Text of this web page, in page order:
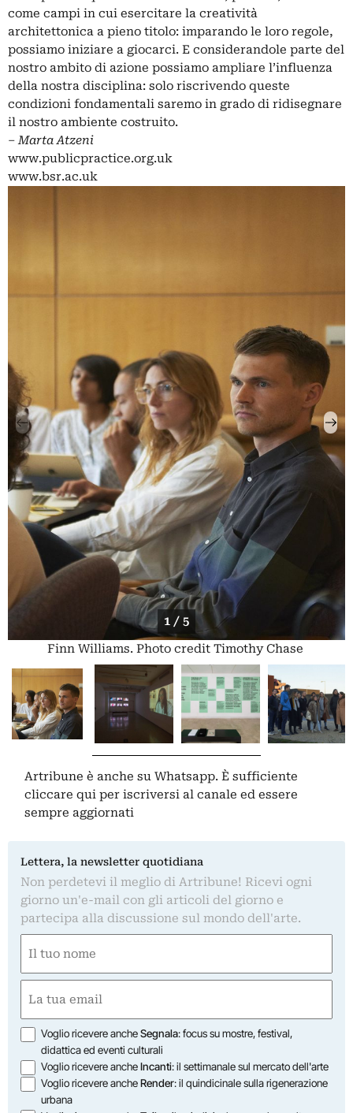
come campi in cui esercitare la creatività
architettonica a pieno titolo: imparando le loro regole,
possiamo iniziare a giocarci. E considerandole parte del
nostro ambito di azione possiamo ampliare l’influenza
della nostra disciplina: solo riscrivendo queste
condizioni fondamentali saremo in grado di ridisegnare
il nostro ambiente costruito.
‒Marta Atzeni
www.publicpractice.org.uk
www.bsr.ac.uk
1 / 5
Finn Williams. Photo credit Timothy Chase
Artribune è anche su Whatsapp. È sufficiente
cliccare qui per iscriversi al canale ed essere
sempre aggiornati
Lettera, la newsletter quotidiana
Non perdetevi il meglio di Artribune! Ricevi ogni
giorno un'e-mail con gli articoli del giorno e
partecipa alla discussione sul mondo dell'arte.
(Required)
(Required)
Opzioni
Voglio ricevere ancheSegnala: focus su mostre, festival,
didattica ed eventi culturali
Voglio ricevere ancheIncanti: il settimanale sul mercato dell'arte
Voglio ricevere ancheRender: il quindicinale sulla rigenerazione
urbana